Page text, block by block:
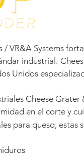
/ VR&A Systems
industrial.
Unidos
Cheese
en el corte y
para queso; estas